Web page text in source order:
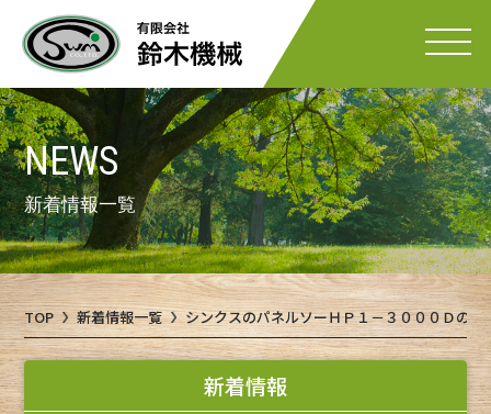
NEWS
新着情報一覧
TOP 新着情報一覧 シンクスのパネルソーＨＰ１－３０００Ｄの
新着情報